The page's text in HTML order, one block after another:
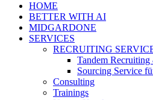
HOME
BETTER WITH AI
MIDGARDONE
SERVICES
RECRUITING
Tandem
Sourcing Service
Consulting
Trainings